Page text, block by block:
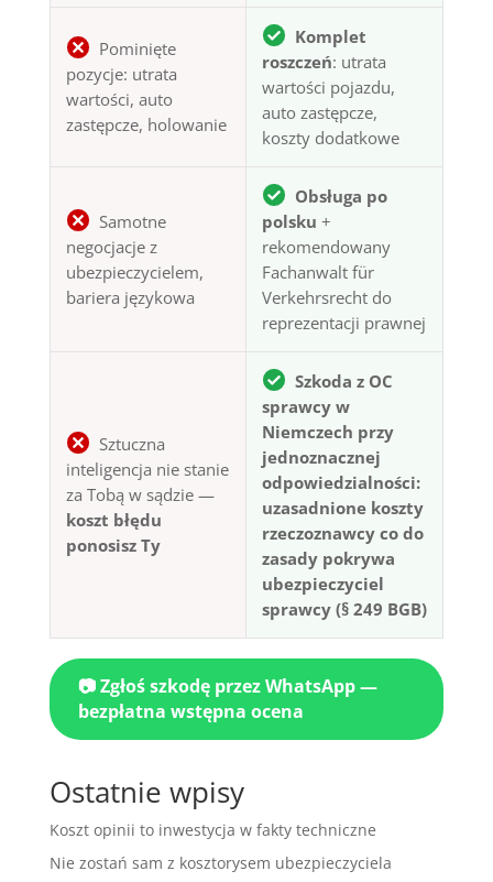
Pominięte
pozycje: utrata
wartości, auto
zastępcze, holowanie
Komplet
roszczeń: utrata
wartości pojazdu,
auto zastępcze,
koszty dodatkowe
Samotne
negocjacje z
ubezpieczycielem,
bariera językowa
Obsługa po
polsku +
rekomendowany
Fachanwalt für
Verkehrsrecht do
reprezentacji prawnej
Sztuczna
inteligencja nie stanie
za Tobą w sądzie —
koszt błędu
ponosisz Ty
Szkoda z OC
sprawcy w
Niemczech przy
jednoznacznej
odpowiedzialności:
uzasadnione koszty
rzeczoznawcy co do
zasady pokrywa
ubezpieczyciel
sprawcy (§ 249 BGB)
📷 Zgłoś szkodę przez WhatsApp —
bezpłatna wstępna ocena
Ostatnie wpisy
Koszt opinii to inwestycja w fakty techniczne
Nie zostań sam z kosztorysem ubezpieczyciela